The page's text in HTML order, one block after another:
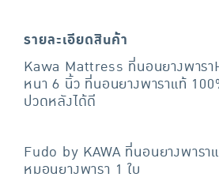
รายละเอียดสินค้า
Kawa Mattress ที่นอนยางพาร
หนา 6 นิ้ว ที่นอนยางพาราแท้
ปวดหลังได้ดี
Fudo by KAWA ที่นอนยางพาร
หมอนยางพารา 1 ใบ